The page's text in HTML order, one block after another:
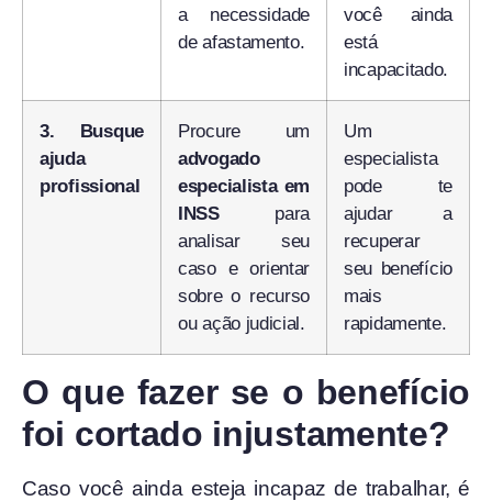
a necessidade
de afastamento.
você ainda
está
incapacitado.
3. Busque
ajuda
profissional
Procure um
advogado
especialista em
INSSpara
analisar seu
caso e orientar
sobre o recurso
ou ação judicial.
Um
especialista
pode te
ajudar a
recuperar
seu benefício
mais
rapidamente.
O que fazer se o benefício
foi cortado injustamente?
Caso você ainda esteja incapaz de trabalhar, é